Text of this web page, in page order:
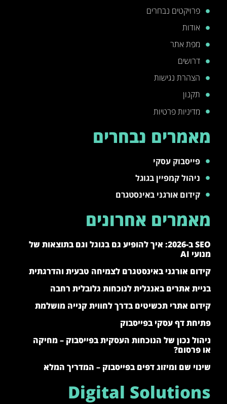
פרויקטים נבחרים
אודות
מפת אתר
דרושים
הצהרת נגישות
תקנון
מדיניות פרטיות
מאמרים נבחרים
פייסבוק עסקי
ניהול קמפיין בגוגל
קידום אורגני באינסטגרם
מאמרים אחרונים
SEO ב-2026: איך להופיע גם בגוגל וגם בתוצאות של
מנועי AI
קידום אורגני באינסטגרם לצמיחה טבעית והדרגתית
בניית אתרים באנגלית לנוכחות גלובלית רחבה
קידום אתרי תכשיטים בדרך לחווית קנייה מושלמת
פתיחת דף עסקי בפייסבוק
ניהול נכון של הנוכחות העסקית בפייסבוק – מחיקה
או פרסום?
שינוי שם ומיזוג דפים בפייסבוק – המדריך המלא
Digital Solutions